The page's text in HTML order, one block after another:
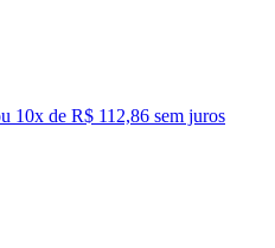
10x de R$ 112,86 sem juros